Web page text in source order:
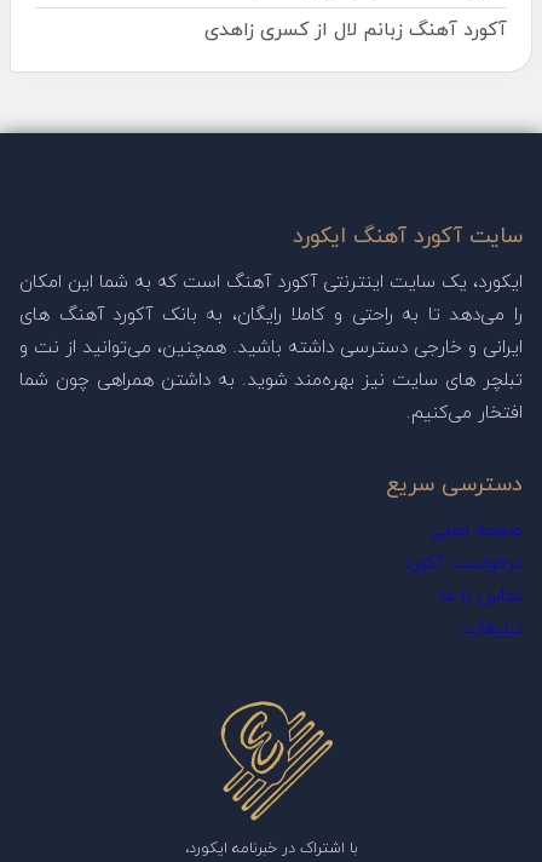
آکورد آهنگ زبانم لال از کسری زاهدی
سایت آکورد آهنگ ایکورد
ایکورد، یک سایت اینترنتی آکورد آهنگ است که به شما این امکان
را می‌دهد تا به راحتی و کاملا رایگان، به بانک آکورد آهنگ های
ایرانی و خارجی دسترسی داشته باشید. همچنین، می‌توانید از نت و
تبلچر های سایت نیز بهره‌مند شوید. به داشتن همراهی چون شما
افتخار می‌کنیم.
دسترسی سریع
صفحه اصلی
درخواست آکورد
تماس با ما
تبلیغات
با اشتراک در خبرنامه ایکورد،